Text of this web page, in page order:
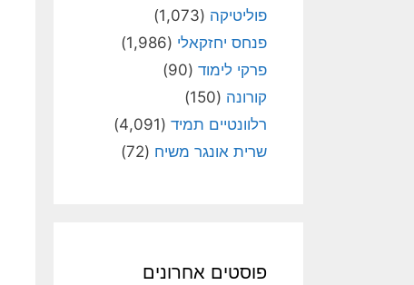
פוליטיקה (1,073)
פנחס יחזקאלי (1,986)
פרקי לימוד (90)
קורונה (150)
רלוונטיים תמיד (4,091)
שרית אונגר משיח (72)
פוסטים אחרונים